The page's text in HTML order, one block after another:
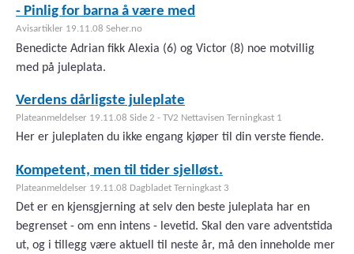
- Pinlig for barna å være med
Avisartikler 19.11.08 Seher.no
Benedicte Adrian fikk Alexia (6) og Victor (8) noe motvillig
med på juleplata.
Verdens dårligste juleplate
Plateanmeldelser 19.11.08 Side 2 - TV2 Nettavisen Terningkast 1
Her er juleplaten du ikke engang kjøper til din verste fiende.
Kompetent, men til tider sjelløst.
Plateanmeldelser 19.11.08 Dagbladet Terningkast 3
Det er en kjensgjerning at selv den beste juleplata har en
begrenset - om enn intens - levetid. Skal den vare adventstida
ut, og i tillegg være aktuell til neste år, må den inneholde mer